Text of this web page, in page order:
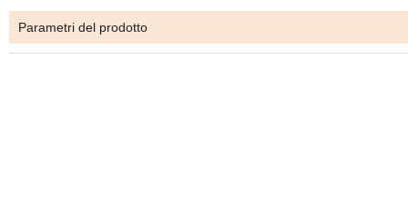
Parametri del prodotto